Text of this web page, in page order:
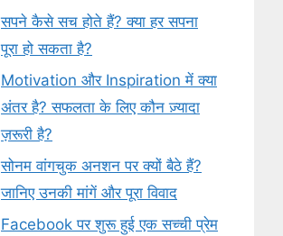
सपने कैसे सच होते हैं? क्या हर सपना
पूरा हो सकता है?
Motivation और Inspiration में क्या
अंतर है? सफलता के लिए कौन ज़्यादा
ज़रूरी है?
सोनम वांगचुक अनशन पर क्यों बैठे हैं?
जानिए उनकी मांगें और पूरा विवाद
Facebook पर शुरू हुई एक सच्ची प्रेम